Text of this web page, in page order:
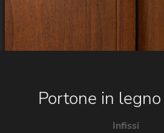
Portone in
Infissi